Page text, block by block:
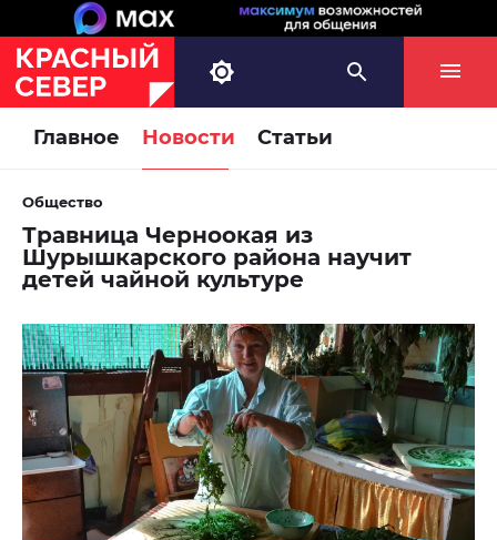
Главное Новости Статьи
Общество
Травница Черноокая из
Шурышкарского района научит
детей чайной культуре